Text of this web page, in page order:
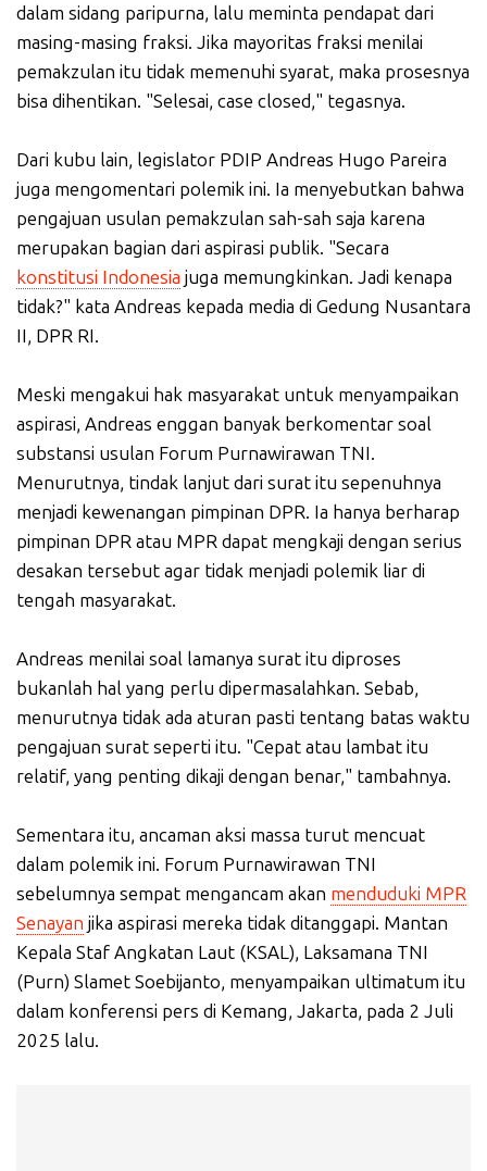
dalam sidang paripurna, lalu meminta pendapat dari
masing-masing fraksi. Jika mayoritas fraksi menilai
pemakzulan itu tidak memenuhi syarat, maka prosesnya
bisa dihentikan. "Selesai, case closed," tegasnya.
Dari kubu lain, legislator PDIP Andreas Hugo Pareira
juga mengomentari polemik ini. Ia menyebutkan bahwa
pengajuan usulan pemakzulan sah-sah saja karena
merupakan bagian dari aspirasi publik. "Secara
konstitusi Indonesia juga memungkinkan. Jadi kenapa
tidak?" kata Andreas kepada media di Gedung Nusantara
II, DPR RI.
Meski mengakui hak masyarakat untuk menyampaikan
aspirasi, Andreas enggan banyak berkomentar soal
substansi usulan Forum Purnawirawan TNI.
Menurutnya, tindak lanjut dari surat itu sepenuhnya
menjadi kewenangan pimpinan DPR. Ia hanya berharap
pimpinan DPR atau MPR dapat mengkaji dengan serius
desakan tersebut agar tidak menjadi polemik liar di
tengah masyarakat.
Andreas menilai soal lamanya surat itu diproses
bukanlah hal yang perlu dipermasalahkan. Sebab,
menurutnya tidak ada aturan pasti tentang batas waktu
pengajuan surat seperti itu. "Cepat atau lambat itu
relatif, yang penting dikaji dengan benar," tambahnya.
Sementara itu, ancaman aksi massa turut mencuat
dalam polemik ini. Forum Purnawirawan TNI
sebelumnya sempat mengancam akan menduduki MPR
Senayan jika aspirasi mereka tidak ditanggapi. Mantan
Kepala Staf Angkatan Laut (KSAL), Laksamana TNI
(Purn) Slamet Soebijanto, menyampaikan ultimatum itu
dalam konferensi pers di Kemang, Jakarta, pada 2 Juli
2025 lalu.